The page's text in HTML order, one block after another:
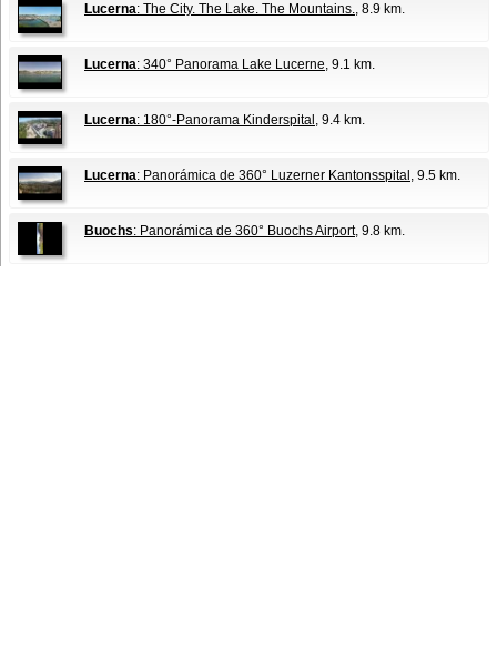
Lucerna: The City. The Lake. The Mountains., 8.9 km.
Lucerna: 340° Panorama Lake Lucerne, 9.1 km.
Lucerna: 180°-Panorama Kinderspital , 9.4 km.
Lucerna: Panorámica de 360° Luzerner Kantonsspital , 9.5 km.
Buochs: Panorámica de 360° Buochs Airport, 9.8 km.